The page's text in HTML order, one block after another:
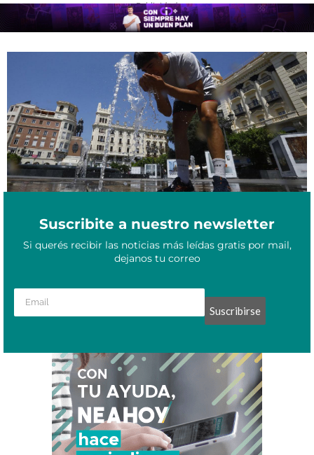
- Publicidad -
La Organización Meteorológica Mundial señala que julio está
siendo el mes más caluroso en 100.000 años
Suscribite a nuestro newsletter
Si querés recibir las noticias más leídas gratis por mail,
dejanos tu correo
Suscribirse